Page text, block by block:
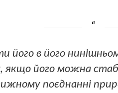
його в його
його можна
поєднанні